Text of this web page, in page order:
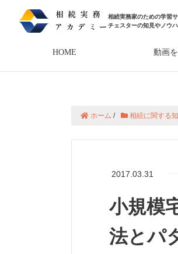
相続実務家のための学習サ
チェスターの知見やノウ
HOME 動画
ホーム / 相続に関する
2017.03.31
小規模
法とパ